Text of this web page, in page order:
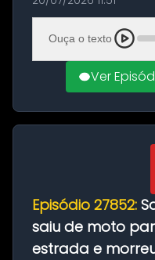
para que partidos
partidárias
Ouça o texto
Ver
Episódio 27852:
saiu de moto
estrada e